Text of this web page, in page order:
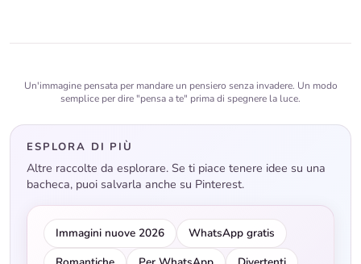
Un'immagine pensata per mandare un pensiero senza invadere. Un modo
semplice per dire "pensa a te" prima di spegnere la luce.
ESPLORA DI PIÙ
Altre raccolte da esplorare. Se ti piace tenere idee su una
bacheca, puoi salvarla anche su Pinterest.
Immagini nuove 2026
WhatsApp gratis